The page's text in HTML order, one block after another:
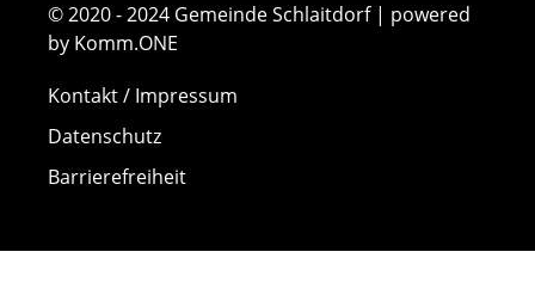
© 2020 - 2024 Gemeinde Schlaitdorf | powered
by Komm.ONE
Kontakt / Impressum
Datenschutz
Barrierefreiheit